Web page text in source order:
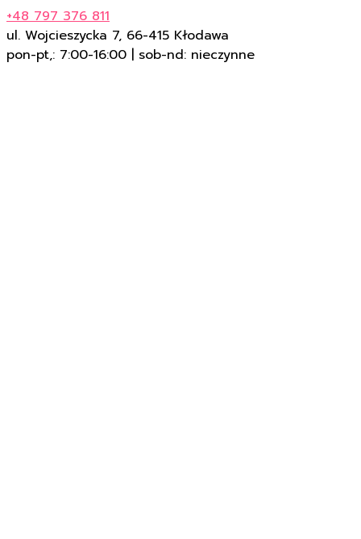
+48 797 376 811
ul. Wojcieszycka 7, 66-415 Kłodawa
pon-pt,: 7:00-16:00 | sob-nd: nieczynne